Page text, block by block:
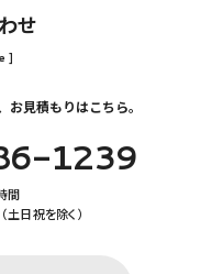
せ
]
見積もりはこちら。
1239
間
日祝を除く）